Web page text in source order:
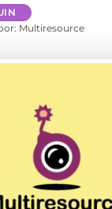
Multiresource